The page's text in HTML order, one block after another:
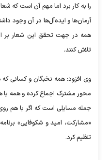
را به کار برد اما مهم آن است که
آرمان‌ها و ایده‌آل‌ها در آن وجود
همه در جهت تحقق این شعار بر
تلاش کنند.
وی افزود: همه نخبگان و کسانی که
محور مشترک اجماع کرده و همه با
جمله مسایلی است که اگر با هم
«مشارکت، امید و شکوفایی»
تنظیم کرد.